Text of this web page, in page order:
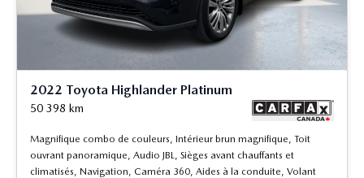
2022 Toyota Highlander Platinum
50 398 km
Magnifique combo de couleurs, Intérieur brun magnifique, Toit
ouvrant panoramique, Audio JBL, Sièges avant chauffants et
climatisés, Navigation, Caméra 360, Aides à la conduite, Volant